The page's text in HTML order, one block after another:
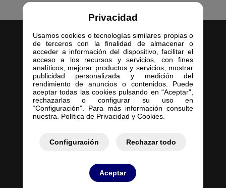
Privacidad
Usamos cookies o tecnologías similares propias o
de terceros con la finalidad de almacenar o
acceder a información del dispositivo, facilitar el
acceso a los recursos y servicios, con fines
analíticos, mejorar productos y servicios, mostrar
publicidad personalizada y medición del
rendimiento de anuncios o contenidos. Puede
aceptar todas las cookies pulsando en “Aceptar”,
rechazarlas o configurar su uso en
“Configuración”. Para más información consulte
nuestra. Política de Privacidad y Cookies.
Configuración Rechazar todo
Aceptar
Inicio
Empresa
Servicios
Contacto
Mis Presupuestos